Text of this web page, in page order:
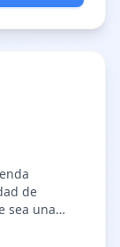
de
sea una